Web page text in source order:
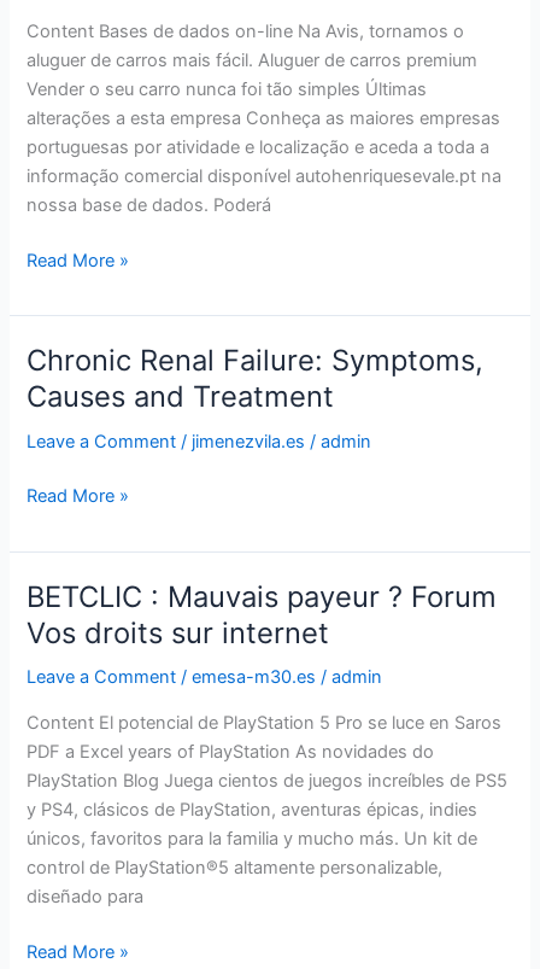
Content Bases de dados on-line Na Avis, tornamos o
aluguer de carros mais fácil. Aluguer de carros premium
Vender o seu carro nunca foi tão simples Últimas
alterações a esta empresa Conheça as maiores empresas
portuguesas por atividade e localização e aceda a toda a
informação comercial disponível autohenriquesevale.pt na
nossa base de dados. Poderá
COMÉRC
E
REPARAÇÃO
DE
AUTOMÓVEIS
LDA.
Concessionária
Leiria
Read More »
Chronic Renal Failure: Symptoms,
Causes and Treatment
Leave a Comment / jimenezvila.es /admin
Chronic
Renal
Failure:
Symptoms,
and
Read More »
BETCLIC : Mauvais payeur ? Forum
Vos droits sur internet
Leave a Comment /emesa-m30.es /admin
Content El potencial de PlayStation 5 Pro se luce en Saros
PDF a Excel years of PlayStation As novidades do
PlayStation Blog Juega cientos de juegos increíbles de PS5
y PS4, clásicos de PlayStation, aventuras épicas, indies
únicos, favoritos para la familia y mucho más. Un kit de
control de PlayStation®5 altamente personalizable,
diseñado para
BETCLIC
:
Mauvais
payeur
droits
sur
internet
Read More »